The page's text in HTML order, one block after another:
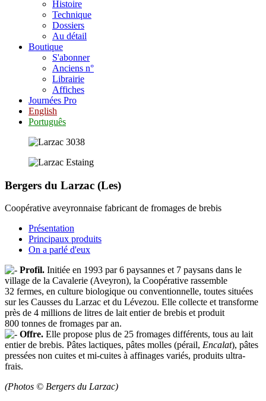
Histoire
Technique
Dossiers
Au détail
Boutique
S'abonner
Anciens n°
Librairie
Affiches
Journées Pro
English
Português
Bergers du Larzac (Les)
Coopérative aveyronnaise fabricant de fromages de brebis
Présentation
Principaux produits
On a parlé d'eux
Profil. Initiée en 1993 par 6 paysannes et 7 paysans dans le
village de la Cavalerie (Aveyron), la Coopérative rassemble
32 fermes, en culture biologique ou conventionnelle, toutes situées
sur les Causses du Larzac et du Lévezou. Elle collecte et transforme
près de 4 millions de litres de lait entier de brebis et produit
800 tonnes de fromages par an.
Offre. Elle propose plus de 25 fromages différents, tous au lait
entier de brebis. Pâtes lactiques, pâtes molles (pérail, Encalat), pâtes
pressées non cuites et mi-cuites à affinages variés, produits ultra-
frais.
(Photos © Bergers du Larzac)